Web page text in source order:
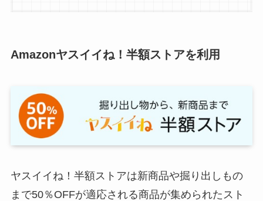
Amazonヤスイイね！半額ストアを利用
ヤスイイね！半額ストアは新商品や掘り出しもの
まで50％OFFが適応される商品が集められたスト